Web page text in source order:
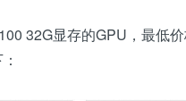
32G显存的GPU，最低